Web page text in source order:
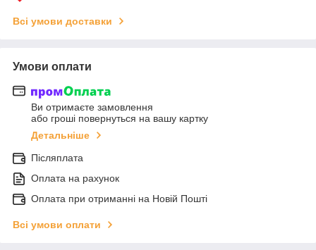
Всі умови доставки
Умови оплати
Ви отримаєте замовлення
або гроші повернуться на вашу картку
Детальніше
Післяплата
Оплата на рахунок
Оплата при отриманні на Новій Пошті
Всі умови оплати